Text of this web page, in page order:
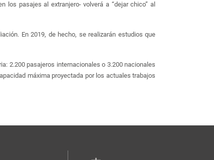
pasajes al extranjero- volverá a “dejar chico” al
En 2019, de hecho, se realizarán estudios que
2.200 pasajeros internacionales o 3.200 nacionales
máxima proyectada por los actuales trabajos